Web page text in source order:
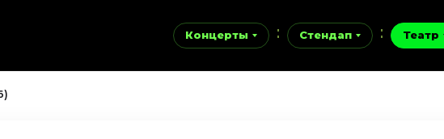
Концерты Стендап Театр